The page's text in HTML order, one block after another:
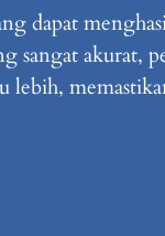
sangat akurat,
lebih,